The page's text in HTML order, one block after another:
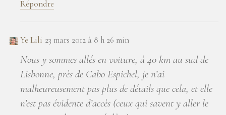
Répondre
Ye Lili 23 mars 2012 à 8 h 26 min
Nous y sommes allés en voiture, à 40 km au sud de
Lisbonne, près de Cabo Espichel, je n’ai
malheureusement pas plus de détails que cela, et elle
n’est pas évidente d’accès (ceux qui savent y aller le